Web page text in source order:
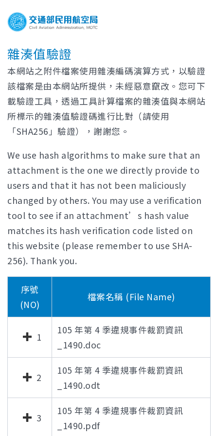
雜湊值驗證
本網站之附件檔案使用雜湊編碼演算方式，以驗證
該檔案是由本網站所提供，未經惡意竄改。您可下
載驗證工具，透過工具計算檔案的雜湊值與本網站
所標示的雜湊值驗證碼進行比對（請使用
「SHA256」驗證），謝謝您。
We use hash algorithms to make sure that an
attachment is the one we directly provide to
users and that it has not been maliciously
changed by others. You may use a verification
tool to see if an attachment’s hash value
matches its hash verification code listed on
this website (please remember to use SHA-
256). Thank you.
序號
(NO)
檔案名稱 (File Name)
1
105 年第 4 季違規事件裁罰資訊
_1490.doc
2
105 年第 4 季違規事件裁罰資訊
_1490.odt
3
105 年第 4 季違規事件裁罰資訊
_1490.pdf